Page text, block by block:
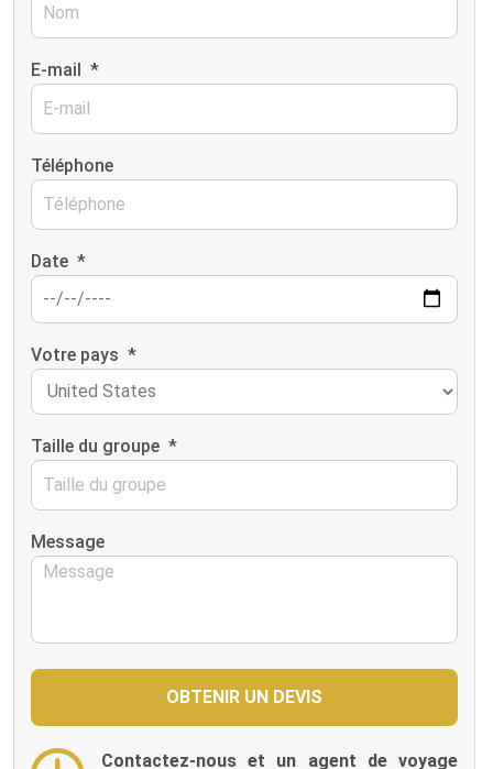
E-mail *
Téléphone
Date *
Votre pays *
Taille du groupe *
Message
Contactez-nous et un agent de voyage